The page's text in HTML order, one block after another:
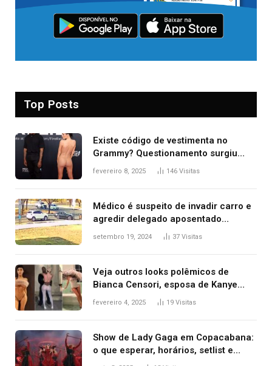
Top Posts
Existe código de vestimenta no
Grammy? Questionamento surgiu
após Bianca Censori, mulher de
fevereiro 8, 2025 146 Visitas
Médico é suspeito de invadir carro e
agredir delegado aposentado
durante confusão no trânsito
setembro 19, 2024 37 Visitas
Veja outros looks polêmicos de
Bianca Censori, esposa de Kanye
West que apareceu nua no Grammy
fevereiro 4, 2025 19 Visitas
Show de Lady Gaga em Copacabana:
o que esperar, horários, setlist e
onde assistir